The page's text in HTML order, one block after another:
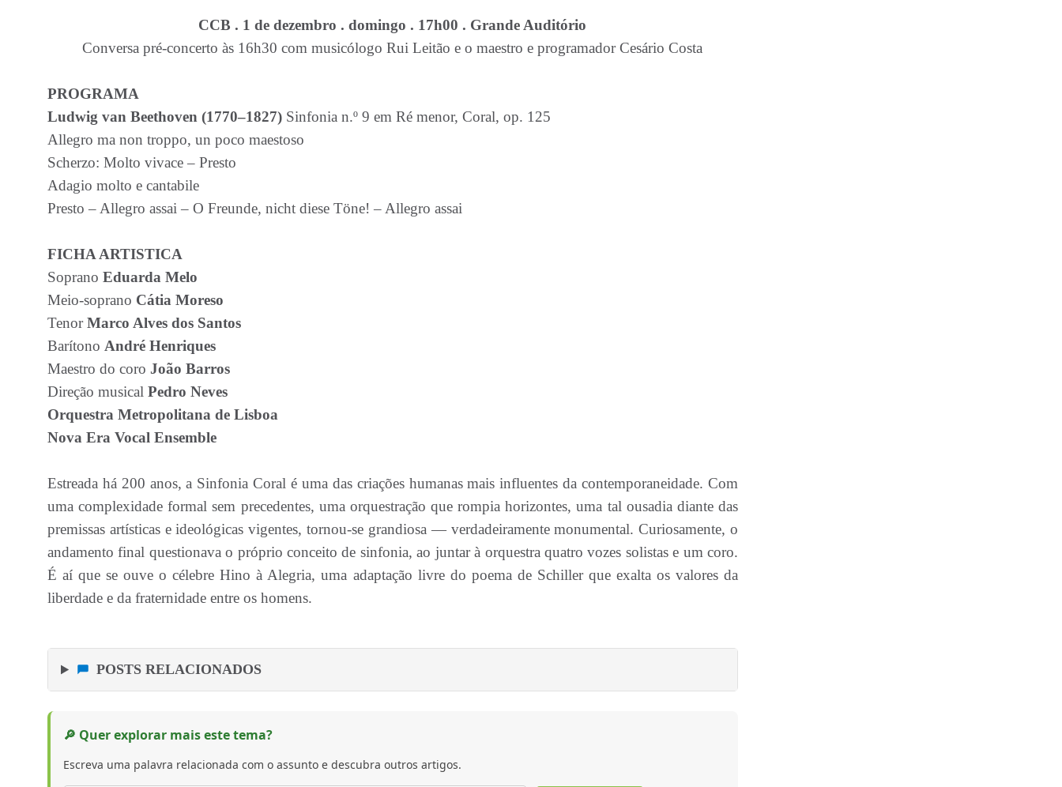
CCB . 1 de dezembro . domingo . 17h00 . Grande Auditório
Conversa pré-concerto às 16h30 com musicólogo Rui Leitão e o maestro e programador Cesário Costa
PROGRAMA
Ludwig van Beethoven (1770–1827) Sinfonia n.º 9 em Ré menor, Coral, op. 125
Allegro ma non troppo, un poco maestoso
Scherzo: Molto vivace – Presto
Adagio molto e cantabile
Presto – Allegro assai – O Freunde, nicht diese Töne! – Allegro assai
FICHA ARTISTICA
Soprano Eduarda Melo
Meio-soprano Cátia Moreso
TenorMarco Alves dos Santos
Barítono André Henriques
Maestro do coro João Barros
Direção musical Pedro Neves
Orquestra Metropolitana de Lisboa
Nova Era Vocal Ensemble
Estreada há 200 anos, a Sinfonia Coral é uma das criações humanas mais influentes da contemporaneidade. Com
uma complexidade formal sem precedentes, uma orquestração que rompia horizontes, uma tal ousadia diante das
premissas artísticas e ideológicas vigentes, tornou-se grandiosa — verdadeiramente monumental. Curiosamente, o
andamento final questionava o próprio conceito de sinfonia, ao juntar à orquestra quatro vozes solistas e um coro.
É aí que se ouve o célebre Hino à Alegria, uma adaptação livre do poema de Schiller que exalta os valores da
liberdade e da fraternidade entre os homens.
POSTS RELACIONADOS
🔎 Quer explorar mais este tema?
Escreva uma palavra relacionada com o assunto e descubra outros artigos.